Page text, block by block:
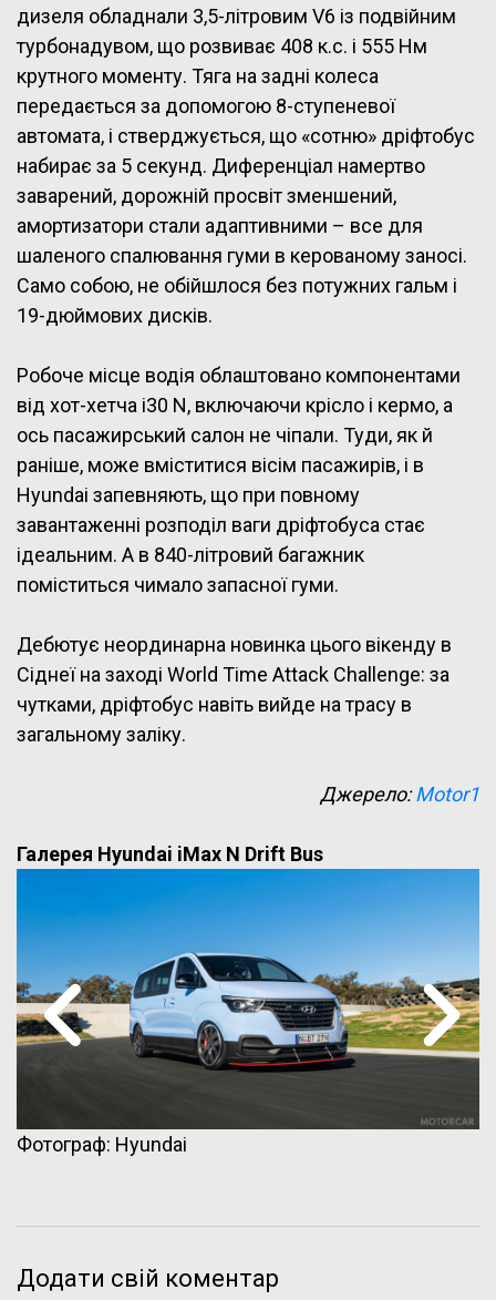
дизеля обладнали 3,5-літровим V6 із подвійним
турбонадувом, що розвиває 408 к.с. і 555 Нм
крутного моменту. Тяга на задні колеса
передається за допомогою 8-ступеневої
автомата, і стверджується, що «сотню» дріфтобус
набирає за 5 секунд. Диференціал намертво
заварений, дорожній просвіт зменшений,
амортизатори стали адаптивними – все для
шаленого спалювання гуми в керованому заносі.
Само собою, не обійшлося без потужних гальм і
19-дюймових дисків.
Робоче місце водія облаштовано компонентами
від хот-хетча i30 N, включаючи крісло і кермо, а
ось пасажирський салон не чіпали. Туди, як й
раніше, може вміститися вісім пасажирів, і в
Hyundai запевняють, що при повному
завантаженні розподіл ваги дріфтобуса стає
ідеальним. А в 840-літровий багажник
поміститься чимало запасної гуми.
Дебютує неординарна новинка цього вікенду в
Сіднеї на заході World Time Attack Challenge: за
чутками, дріфтобус навіть вийде на трасу в
загальному заліку.
Джерело:Motor1
Галерея Hyundai iMax N Drift Bus
Фотограф: Hyundai
Додати свій коментар